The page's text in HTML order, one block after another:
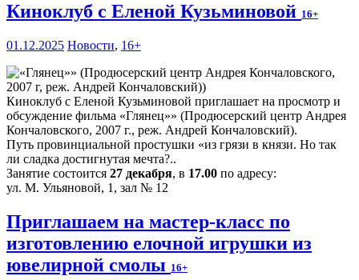
Киноклуб с Еленой Кузьминовой 16+
01.12.2025 Новости, 16+
Киноклуб с Еленой Кузьминовой приглашает на просмотр и
обсуждение фильма «Глянец»» (Продюсерский центр Андрея
Кончаловского, 2007 г., реж. Андрей Кончаловский).
Путь провинциальной простушки «из грязи в князи. Но так
ли сладка достигнутая мечта?..
Занятие состоится 27 декабря, в 17.00 по адресу:
ул. М. Ульяновой, 1, зал № 12
Приглашаем на мастер-класс по
изготовлению елочной игрушки из
ювелирной смолы 16+